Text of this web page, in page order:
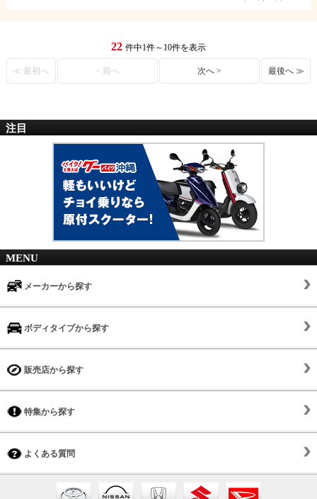
22 件中1件～10件を表示
≪ 最初へ < 前へ 次へ > 最後へ ≫
注目
MENU
メーカーから探す
ボディタイプから探す
販売店から探す
特集から探す
よくある質問